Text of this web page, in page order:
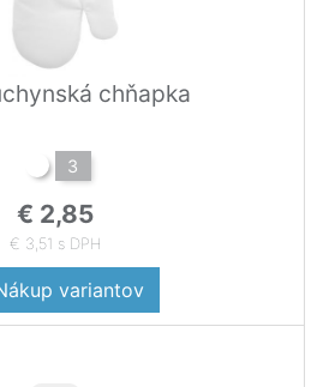
chňapka
3
€ 2,85
€ 3,51 s DPH
variantov